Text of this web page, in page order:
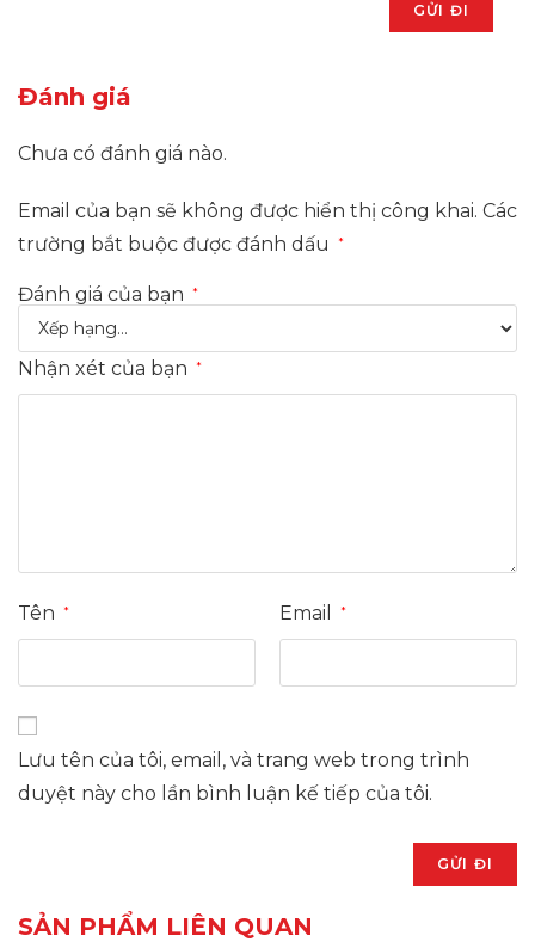
Đánh giá
Chưa có đánh giá nào.
Email của bạn sẽ không được hiển thị công khai. Các
trường bắt buộc được đánh dấu
*
Đánh giá của bạn *
Nhận xét của bạn *
Tên * Email *
Lưu tên của tôi, email, và trang web trong trình
duyệt này cho lần bình luận kế tiếp của tôi.
SẢN PHẨM LIÊN QUAN